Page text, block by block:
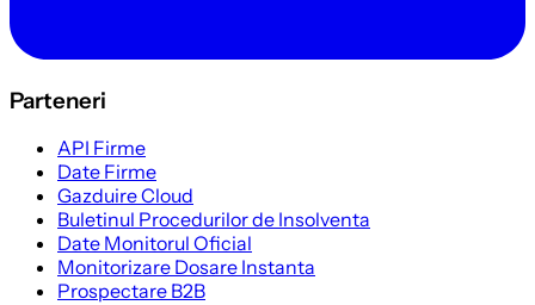
Parteneri
API Firme
Date Firme
Gazduire Cloud
Buletinul Procedurilor de Insolventa
Date Monitorul Oficial
Monitorizare Dosare Instanta
Prospectare B2B